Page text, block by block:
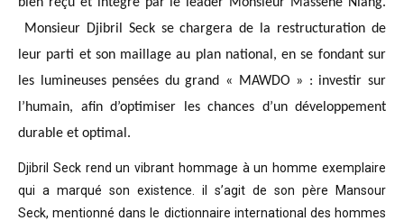
bien reçu et intégré par le leader Monsieur Massène Niang.
Monsieur Djibril Seck se chargera de la restructuration de
leur parti et son maillage au plan national, en se fondant sur
les lumineuses pensées du grand « MAWDO » : investir sur
l’humain, afin d’optimiser les chances d’un développement
durable et optimal.
Djibril Seck rend un vibrant hommage à un homme exemplaire
qui a marqué son existence. il s’agit de son père Mansour
Seck,mentionné dans le dictionnaire international des hommes